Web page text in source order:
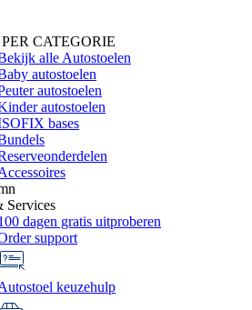
PER CATEGORIE
alle Autostoelen
autostoelen
autostoelen
autostoelen
bases
Services
dagen gratis uitproberen
support
keuzehulp